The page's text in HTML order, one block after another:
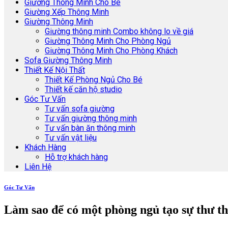
Giường Thông Minh Cho Bé
Giường Xếp Thông Minh
Giường Thông Minh
Giường thông minh Combo không lo về giá
Giường Thông Minh Cho Phòng Ngủ
Giường Thông Minh Cho Phòng Khách
Sofa Giường Thông Minh
Thiết Kế Nội Thất
Thiết Kế Phòng Ngủ Cho Bé
Thiết kế căn hộ studio
Góc Tư Vấn
Tư vấn sofa giường
Tư vấn giường thông minh
Tư vấn bàn ăn thông minh
Tư vấn vật liệu
Khách Hàng
Hỗ trợ khách hàng
Liên Hệ
Góc Tư Vấn
Làm sao để có một phòng ngủ tạo sự thư